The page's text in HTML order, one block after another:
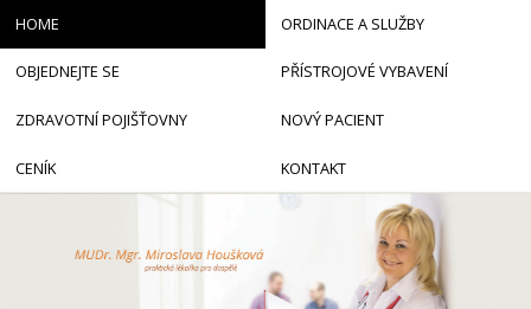
HOME ORDINACE A SLUŽBY
OBJEDNEJTE SE PŘÍSTROJOVÉ VYBAVENÍ
ZDRAVOTNÍ POJIŠŤOVNY NOVÝ PACIENT
CENÍK KONTAKT